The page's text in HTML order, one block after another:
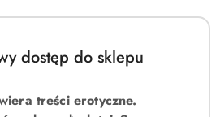
dostęp do sklepu
treści erotyczne.